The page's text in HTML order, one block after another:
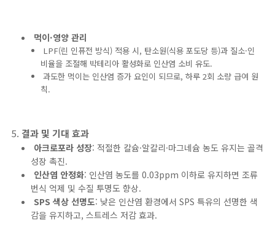
먹이·영양 관리
LPF(린 인퓨전 방식) 적용 시, 탄소원(식용 포도당 등)과 질소·인
비율을 조절해 박테리아 활성화로 인산염 소비 유도.
과도한 먹이는 인산염 증가 요인이 되므로, 하루 2회 소량 급여 원
칙.
결과 및 기대 효과
아크로포라 성장: 적절한 칼슘·알칼리·마그네슘 농도 유지는 골격
성장 촉진.
인산염 안정화: 인산염 농도를 0.03ppm 이하로 유지하면 조류
번식 억제 및 수질 투명도 향상.
SPS 색상 선명도: 낮은 인산염 환경에서 SPS 특유의 선명한 색
감을 유지하고, 스트레스 저감 효과.